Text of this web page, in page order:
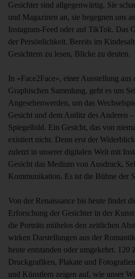
Gesichter sind allgegenwärtig. Sie
und Magazinen an, sie begegnen uns
Instagram-Feed oder auf TikTok. Das
der Persönlichkeit. Bereits im
Gesichtern zu lesen, Blicke zu deuten.
In »Face2Face«, einer Ausstellung aus
Graphischen Sammlung, geht es um
Angesehenwerden, um das
Gesicht und dem Antlitz des Anderen
Spiegelbild. Ein Gesicht, das von
existiert nicht. Denn erst der
zuletzt in unserer digitalen Welt mit
Gesicht das Medium von Ausdruck,
Kommunikation. Es ist die Bühne der
Von der Renaissance bis heute findet
Erforschung der Gesichter in der
die Porträts mühelos den zeitlichen
wirken Darstellungen aus der
heute entstanden oder umgekehrt. 120
Druckgrafiken, Plakate und
und Künstlern zeigen auf, wie unser